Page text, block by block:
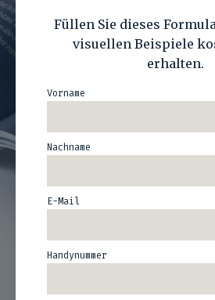
Füllen Sie dieses
visuellen Beispiele
erhalten.
Vorname
Nachname
E-Mail
Handynummer